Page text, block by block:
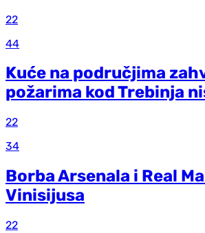
22
44
Kuće na područjima
požarima kod Trebinja
22
34
Borba Arsenala i Real
Vinisijusa
22